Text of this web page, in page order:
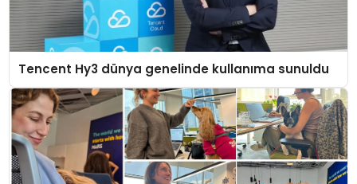
Tencent Hy3 dünya genelinde kullanıma sunuldu